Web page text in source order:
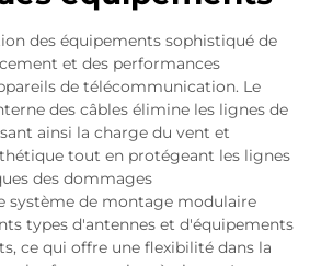
des équipements sophistiqué de
et des performances
de télécommunication. Le
des câbles élimine les lignes de
ainsi la charge du vent et
tout en protégeant les lignes
des dommages
système de montage modulaire
types d'antennes et d'équipements
ce qui offre une flexibilité dans la